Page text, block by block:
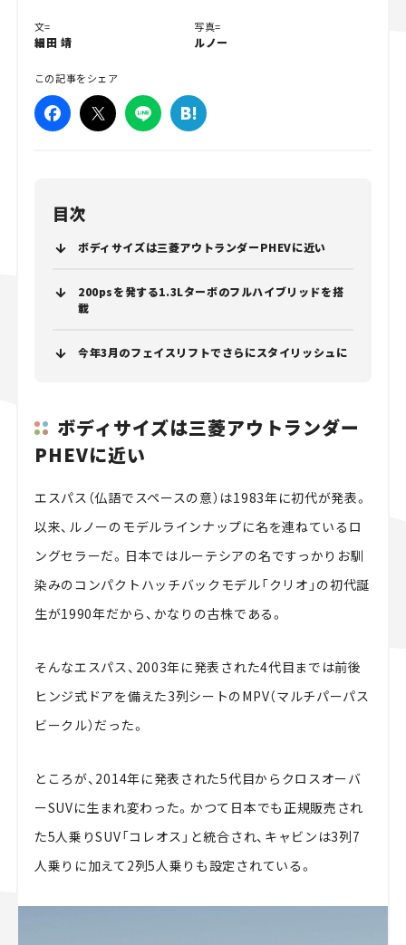
文=
細田 靖
写真=
ルノー
この記事をシェア
目次
ボディサイズは三菱アウトランダーPHEVに近い
200psを発する1.3Lターボのフルハイブリッドを搭
載
今年3月のフェイスリフトでさらにスタイリッシュに
ボディサイズは三菱アウトランダー
PHEVに近い
エスパス（仏語でスペースの意）は1983年に初代が発表。
以来、ルノーのモデルラインナップに名を連ねているロ
ングセラーだ。日本ではルーテシアの名ですっかりお馴
染みのコンパクトハッチバックモデル「クリオ」の初代誕
生が1990年だから、かなりの古株である。
そんなエスパス、2003年に発表された4代目までは前後
ヒンジ式ドアを備えた3列シートのMPV（マルチパーパス
ビークル）だった。
ところが、2014年に発表された5代目からクロスオーバ
ーSUVに生まれ変わった。かつて日本でも正規販売され
た5人乗りSUV「コレオス」と統合され、キャビンは3列7
人乗りに加えて2列5人乗りも設定されている。